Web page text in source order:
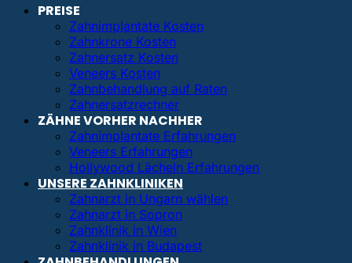
PREISE
Zahnimplantate Kosten
Zahnkrone Kosten
Zahnersatz Kosten
Veneers Kosten
Zahnbehandlung auf Raten
Zahnersatzrechner
ZÄHNE VORHER NACHHER
Zahnimplantate Erfahrungen
Veneers Erfahrungen
Hollywood Lächeln Erfahrungen
UNSERE ZAHNKLINIKEN
Zahnarzt in Ungarn wählen
Zahnarzt in Sopron
Zahnklinik in Wien
Zahnklinik in Budapest